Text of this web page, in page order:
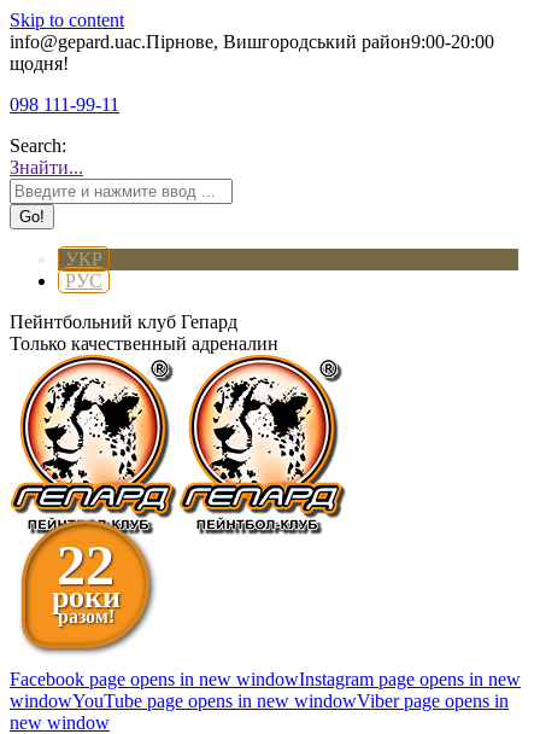
Skip to content
info@gepard.uaс.Пірнове, Вишгородський район9:00-20:00
щодня!
098 111-99-11
Search:
Знайти...
УКР
РУС
Пейнтбольний клуб Гепард
Только качественный адреналин
22
роки
разом!
Facebook page opens in new windowInstagram page opens in new
windowYouTube page opens in new windowViber page opens in
new window